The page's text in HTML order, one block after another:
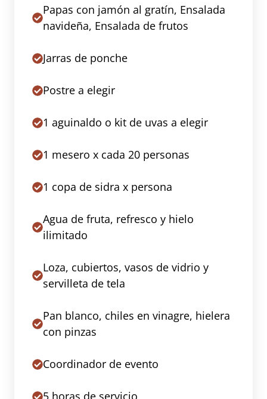
Papas con jamón al gratín, Ensalada
navideña, Ensalada de frutos
Jarras de ponche
Postre a elegir
1 aguinaldo o kit de uvas a elegir
1 mesero x cada 20 personas
1 copa de sidra x persona
Agua de fruta, refresco y hielo
ilimitado
Loza, cubiertos, vasos de vidrio y
servilleta de tela
Pan blanco, chiles en vinagre, hielera
con pinzas
Coordinador de evento
5 horas de servicio